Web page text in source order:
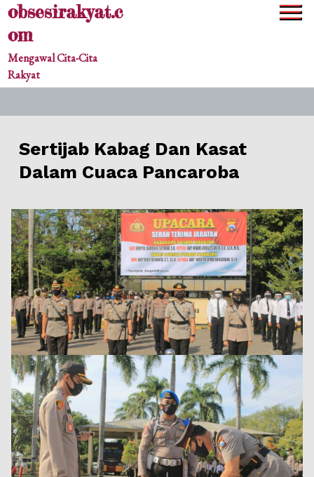
Skipobsesirakyat.c
om
Mengawal Cita-Cita
Rakyat
Sertijab Kabag Dan Kasat
Dalam Cuaca Pancaroba